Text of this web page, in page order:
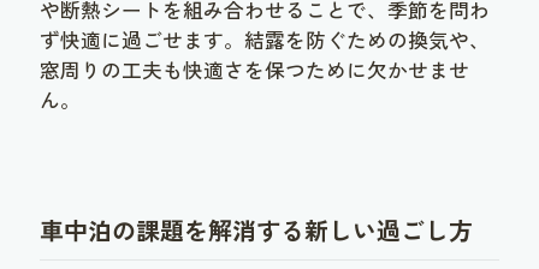
や断熱シートを組み合わせることで、季節を問わ
ず快適に過ごせます。結露を防ぐための換気や、
窓周りの工夫も快適さを保つために欠かせませ
ん。
車中泊の課題を解消する新しい過ごし方